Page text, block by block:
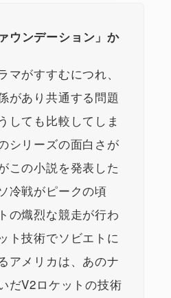
ウンデーション」か
マがすすむにつれ、
があり共通する問題
しても比較してしま
シリーズの面白さが
この小説を発表した
冷戦がピークの頃
の熾烈な競走が行わ
ト技術でソビエトに
アメリカは、あのナ
だV2ロケットの技術